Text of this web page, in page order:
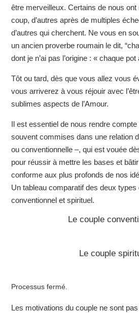
être merveilleux. Certains de nous
coup, d’autres après de multiples
d’autres qui cherchent. Ne vous en
un ancien proverbe roumain le dit,
dont je n’ai pas l’origine : « chaque
Tôt ou tard, dès que vous allez vous
vous arriverez à vous réjouir avec
sublimes aspects de l’Amour.
Il est essentiel de nous rendre
souvent commises dans une relation
ou conventionnelle –, qui est vouée
pour réussir à mettre les bases et
conforme aux plus profonds de nos
Un tableau comparatif des deux types
conventionnel et spirituel.
Le couple
Le couple
Processus fermé.
Les motivations du couple ne sont